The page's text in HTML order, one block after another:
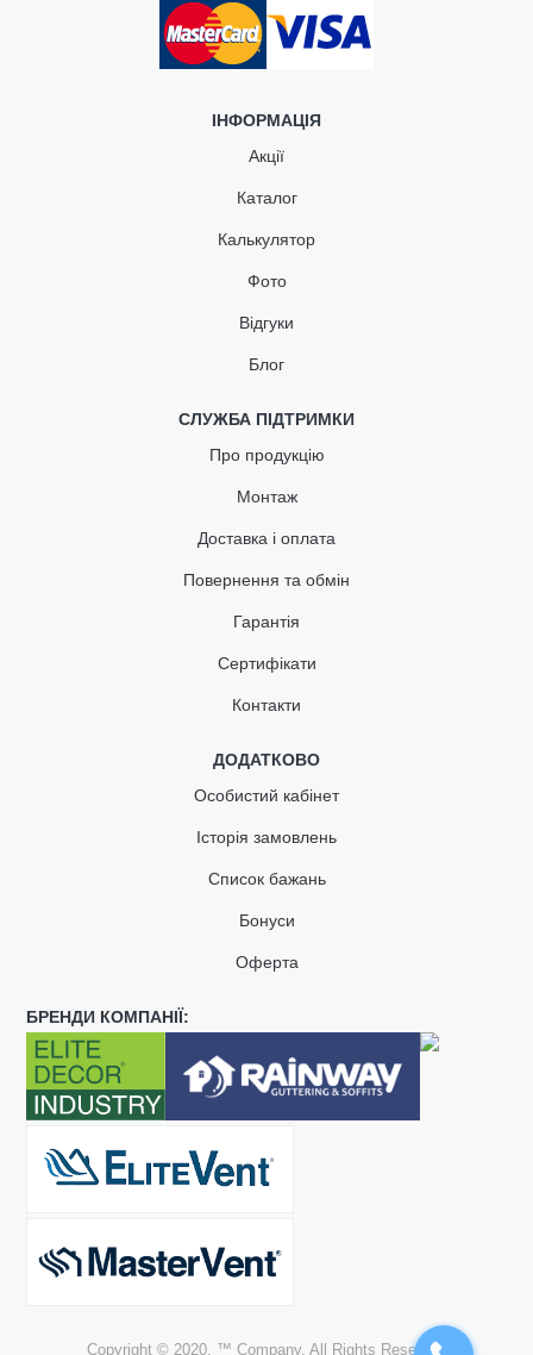
ІНФОРМАЦІЯ
Акції
Каталог
Калькулятор
Фото
Відгуки
Блог
СЛУЖБА ПІДТРИМКИ
Про продукцію
Монтаж
Доставка і оплата
Повернення та обмін
Гарантія
Сертифікати
Контакти
ДОДАТКОВО
Особистий кабінет
Історія замовлень
Список бажань
Бонуси
Оферта
БРЕНДИ КОМПАНІЇ:
Copyright © 2020, ™ Company. All Rights Reserved